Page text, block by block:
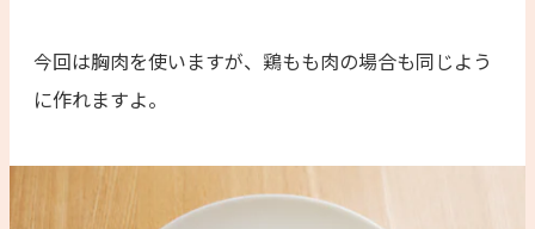
今回は胸肉を使いますが、鶏もも肉の場合も同じよう
に作れますよ。